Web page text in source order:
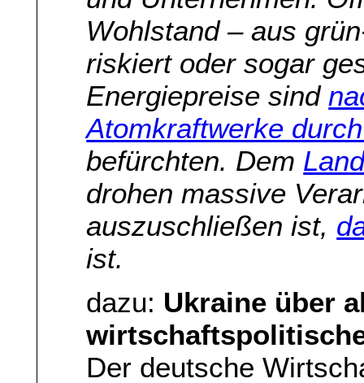
Wohlstand – aus
riskiert oder sogar
Energiepreise sind
Atomkraftwerke
befürchten. Dem
drohen massive
auszuschließen ist,
ist.
dazu: Ukraine über
Der deutsche